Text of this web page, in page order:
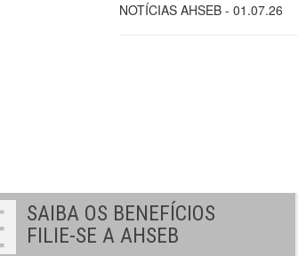
NOTÍCIAS AHSEB - 01.07.26
SAIBA OS BENEFÍCIOS
FILIE-SE A AHSEB